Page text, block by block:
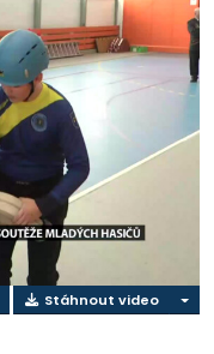
Stáhnout video